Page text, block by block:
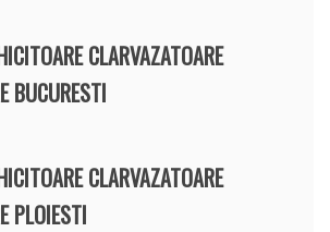
CLARVAZATOARE
BUCURESTI
CLARVAZATOARE
PLOIESTI